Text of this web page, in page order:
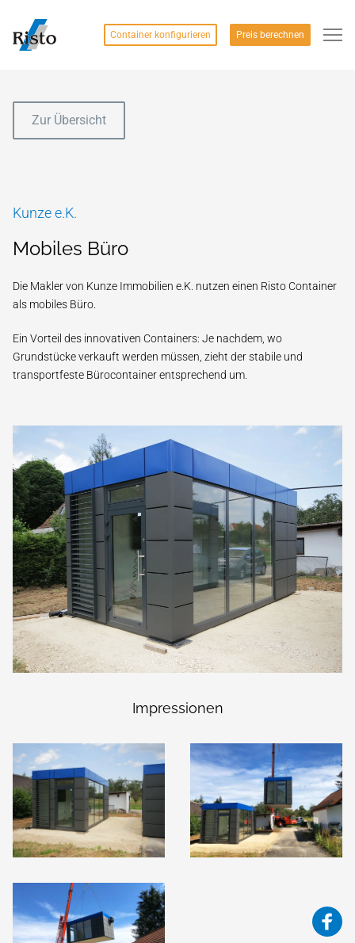
Container konfigurieren Preis berechnen
Zur Übersicht
Kunze e.K.
Mobiles Büro
Die Makler von Kunze Immobilien e.K. nutzen einen Risto Container
als mobiles Büro.
Ein Vorteil des innovativen Containers: Je nachdem, wo
Grundstücke verkauft werden müssen, zieht der stabile und
transportfeste Bürocontainer entsprechend um.
Impressionen